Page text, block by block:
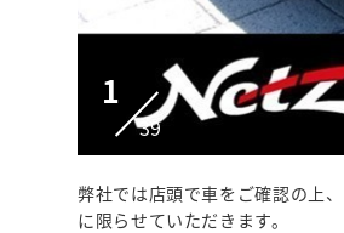
1
39
弊社では店頭で車をご確認の上
に限らせていただきます。